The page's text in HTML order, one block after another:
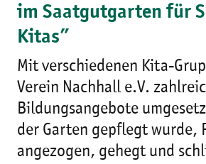
im Saatgutgarten für
Kitas”
Mit verschiedenen Kita-
Verein Nachhall e.V.
Bildungsangebote
der Garten gepflegt wurde,
angezogen, gehegt und